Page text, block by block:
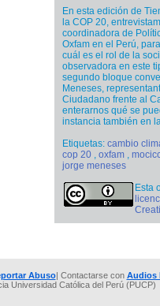
En esta edición de
la COP 20,
coordinadora de
Oxfam en el Perú,
cuál es el rol de la
observadora en este
segundo bloque
Meneses,
Ciudadano frente al
enterarnos qué se
instancia también en
Etiquetas: cambio
cop 20 , oxfam ,
jorge meneses
Esta
Abuso| Contactarse con Audios
Universidad Católica del Perú (PUCP)